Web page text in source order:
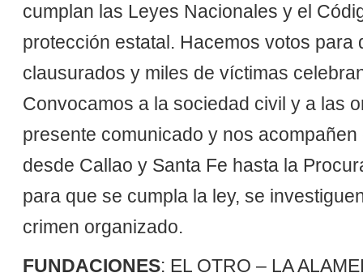
cumplan las Leyes Nacionales y el
protección estatal. Hacemos votos
clausurados y miles de víctimas
Convocamos a la sociedad civil y a las
presente comunicado y nos
desde Callao y Santa Fe hasta la
para que se cumpla la ley, se
crimen organizado.
FUNDACIONES: EL OTRO – LA